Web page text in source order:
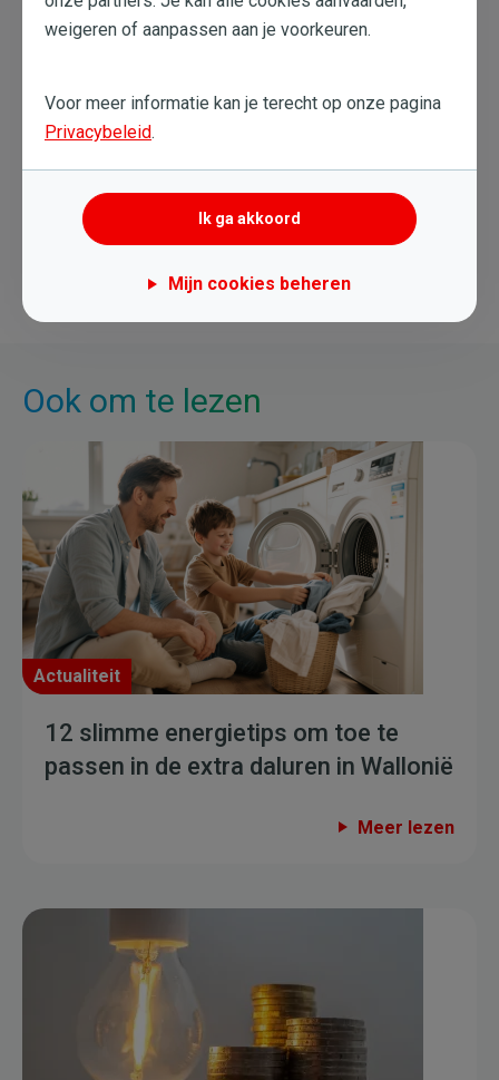
Verbruik Bedrijf
Ook om te lezen
Actualiteit
12 slimme energietips om toe te
passen in de extra daluren in Wallonië
Meer lezen
weigeren of aanpassen aan je voorkeuren.
Voor meer informatie kan je terecht op onze pagina
Privacybeleid.
Ik ga akkoord
Mijn cookies beheren